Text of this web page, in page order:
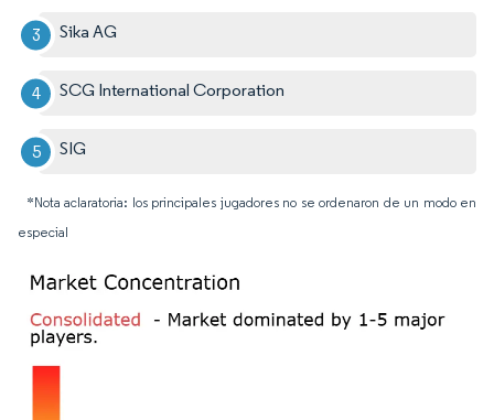
Sika AG
SCG International Corporation
SIG
*Nota aclaratoria: los principales jugadores no se ordenaron de un modo en
especial